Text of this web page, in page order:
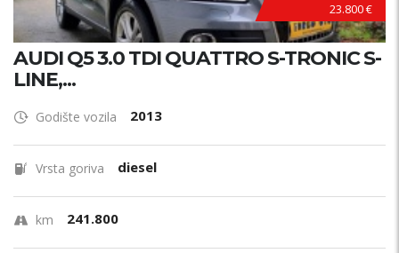
23.800 €
AUDI Q5 3.0 TDI QUATTRO S-TRONIC S-
LINE,...
Godište vozila 2013
Vrsta goriva diesel
km 241.800